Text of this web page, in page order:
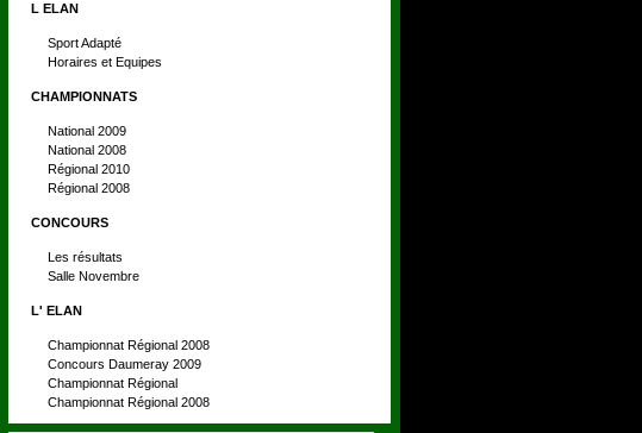
L ELAN
Sport Adapté
Horaires et Equipes
CHAMPIONNATS
National 2009
National 2008
Régional 2010
Régional 2008
CONCOURS
Les résultats
Salle Novembre
L' ELAN
Championnat Régional 2008
Concours Daumeray 2009
Championnat Régional
Championnat Régional 2008